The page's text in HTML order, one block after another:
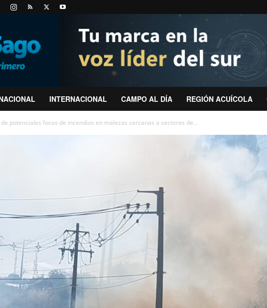
INTERNACIONAL CAMPO AL DÍA REGIÓN ACUÍCOLA
potenciales focos de incendios en malezas cercanas a sectores de...